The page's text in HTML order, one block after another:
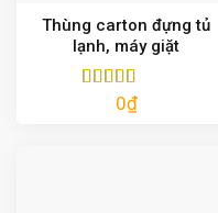
Thùng carton đựng tủ
lạnh, máy giặt
Được xếp
0₫